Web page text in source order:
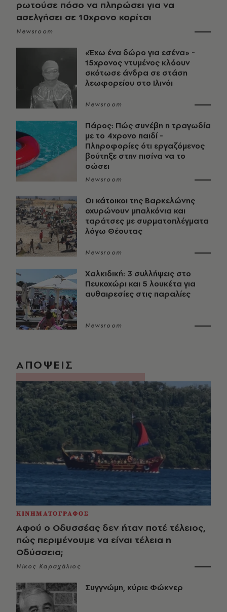
ρωτούσε πόσο να πληρώσει για να
ασελγήσει σε 10χρονο κορίτσι
Newsroom
«Έχω ένα δώρο για εσένα» -
15χρονος ντυμένος κλόουν
σκότωσε άνδρα σε στάση
λεωφορείου στο Ιλινόι
Newsroom
Πάρος: Πώς συνέβη η τραγωδία
με το 4χρονο παιδί -
Πληροφορίες ότι εργαζόμενος
βούτηξε στην πισίνα να το
σώσει
Newsroom
Οι κάτοικοι της Βαρκελώνης
οχυρώνουν μπαλκόνια και
ταράτσες με συρματοπλέγματα
λόγω Θέουτας
Newsroom
Χαλκιδική: 3 συλλήψεις στο
Πευκοχώρι και 5 λουκέτα για
αυθαιρεσίες στις παραλίες
Newsroom
ΑΠΟΨΕΙΣ
ΚΙΝΗΜΑΤΟΓΡΑΦΟΣ
Αφού ο Οδυσσέας δεν ήταν ποτέ τέλειος,
πώς περιμένουμε να είναι τέλεια η
Οδύσσεια;
Νίκος Καραχάλιος
Συγγνώμη, κύριε Φώκνερ